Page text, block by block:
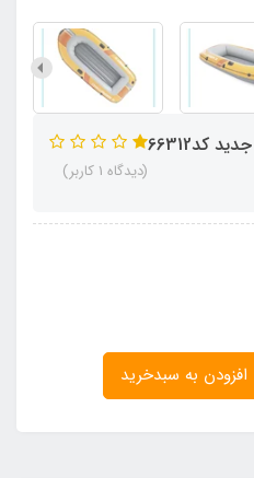
(دیدگاه 1 کاربر)